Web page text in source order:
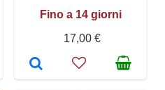
Fino a 14 giorni
17,00 €